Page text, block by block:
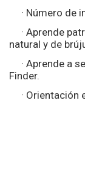
· Número de
· Aprende
natural y de
· Aprende a
Finder.
· Orientación